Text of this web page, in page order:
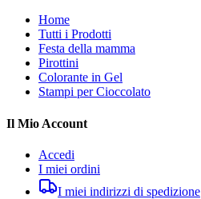
Home
Tutti i Prodotti
Festa della mamma
Pirottini
Colorante in Gel
Stampi per Cioccolato
Il Mio Account
Accedi
I miei ordini
I miei indirizzi di spedizione